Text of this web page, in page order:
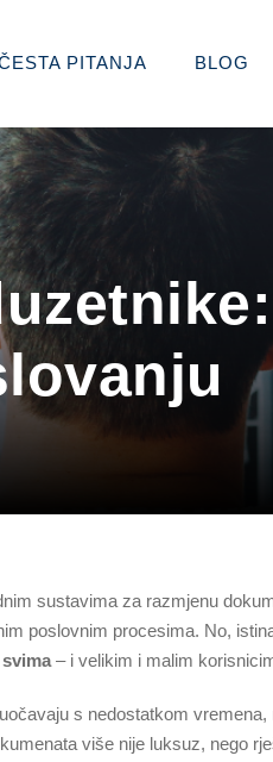
PITANJA BLOG
sustavima za razmjenu
poslovnim procesima. No,
svima – i velikim i malim
s nedostatkom
više nije luksuz, nego